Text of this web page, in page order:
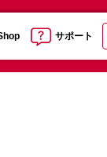
サポート